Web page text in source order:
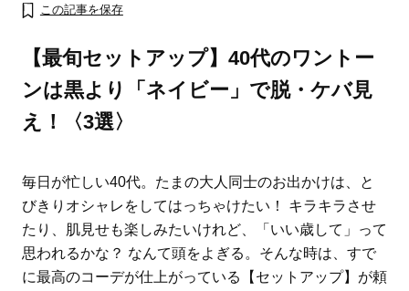
ママとパパに贈る「ジェンダーレ
ス学」
人気の40代髪型・ヘ
タログ
この記事を保存
【最旬セットアップ】40代のワントー
ンは黒より「ネイビー」で脱・ケバ見
え！〈3選〉
毎日が忙しい40代。たまの大人同士のお出かけは、と
びきりオシャレをしてはっちゃけたい！ キラキラさせ
たり、肌見せも楽しみたいけれど、「いい歳して」って
思われるかな？ なんて頭をよぎる。そんな時は、すで
に最高のコーデが仕上がっている【セットアップ】が頼